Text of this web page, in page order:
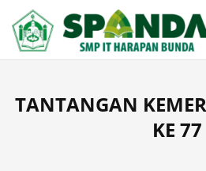
content
TANTANGAN
KE 77